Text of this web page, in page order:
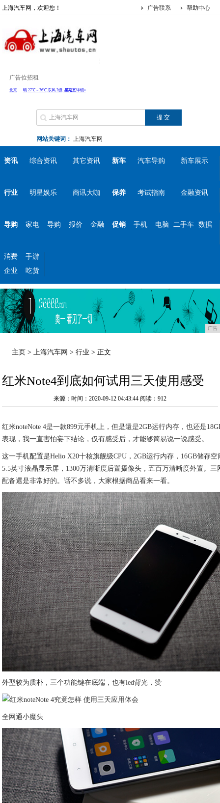
上海汽车网，欢迎您！ 帮助中心
广告联系
广告位招租
网站关键词： 上海汽车网
资讯 综合资讯 其它资讯 新车 汽车导购 新车展示
行业 明星娱乐 商讯大咖 保养 考试指南 金融资讯
导购 家电 导购 报价 金融 促销 手机 电脑 二手车 数据
消费
手游
企业
吃货
广告
主页 >上海汽车网 >行业 > 正文
红米Note4到底如何试用三天使用感受
来源：时间：2020-09-12 04:43:44 阅读：912
红米noteNote 4是一款899元手机上，但是還是2GB运行内存，也还是
表现，我一直害怕妄下结论，仅有感受后，才能够简易说一说感受。
这一手机配置是Helio X20十核旗舰级CPU，2GB运行内存，16GB储存
5.5英寸液晶显示屏，1300万清晰度后置摄像头，五百万清晰度外置。三
配备還是非常好的。话不多说，大家根据商品看来一看。
外型较为质朴，三个功能键在底端，也有led背光，赞
全网通小魔头